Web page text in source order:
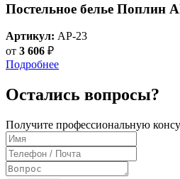
Постельное белье Поплин
Артикул: AP-23
от 3 606 ₽
Подробнее
Остались вопросы?
Получите профессиональную